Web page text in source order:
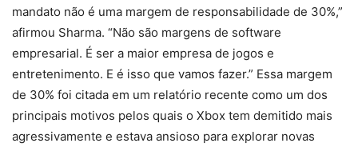
mandato não é uma margem de responsabilidade de 30%,”
afirmou Sharma. “Não são margens de software
empresarial. É ser a maior empresa de jogos e
entretenimento. E é isso que vamos fazer.” Essa margem
de 30% foi citada em um relatório recente como um dos
principais motivos pelos quais o Xbox tem demitido mais
agressivamente e estava ansioso para explorar novas